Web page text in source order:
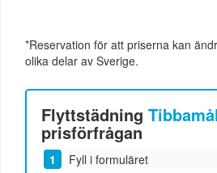
*Reservation för att priserna kan
olika delar av Sverige.
Flyttstädning
prisförfrågan
Fyll i formuläret